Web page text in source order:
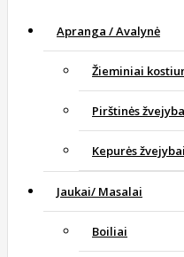
Apranga / Avalynė
Žieminiai
Pirštinės
Kepurės žvejybai
Jaukai/ Masalai
Boiliai